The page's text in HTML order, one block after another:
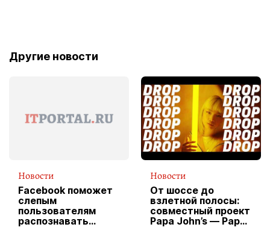
Другие новости
Новости
Facebook поможет
слепым
пользователям
распознавать
Новости
От шоссе до
взлетной полосы:
совместный проект
Papa John’s — Papa